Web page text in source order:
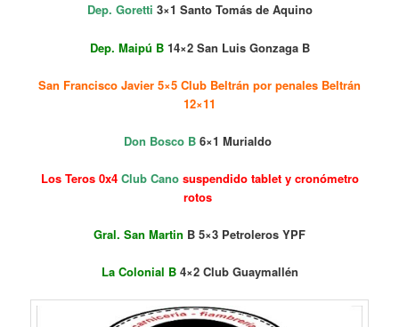
Dep. Goretti 3×1 Santo Tomás de Aquino
Dep. Maipú B14×2 San Luis Gonzaga B
San Francisco Javier 5×5 Club Beltrán por penales Beltrán
12×11
Don Bosco B 6×1 Murialdo
Los Teros 0x4 Club Canosuspendido tablet y cronómetro
rotos
Gral. San Martin B 5×3 Petroleros YPF
La Colonial B4×2 Club Guaymallén